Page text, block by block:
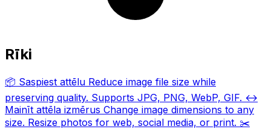
Rīki
📦 Saspiest attēlu Reduce image file size while
preserving quality. Supports JPG, PNG, WebP, GIF. ↔️
Mainīt attēla izmērus Change image dimensions to any
size. Resize photos for web, social media, or print. ✂️